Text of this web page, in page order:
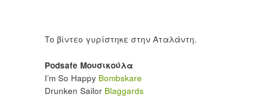
Το βίντεο γυρίστηκε στην Αταλάντη.
Podsafe Μουσικούλα
I’m So Happy Bombskare
Drunken Sailor Blaggards